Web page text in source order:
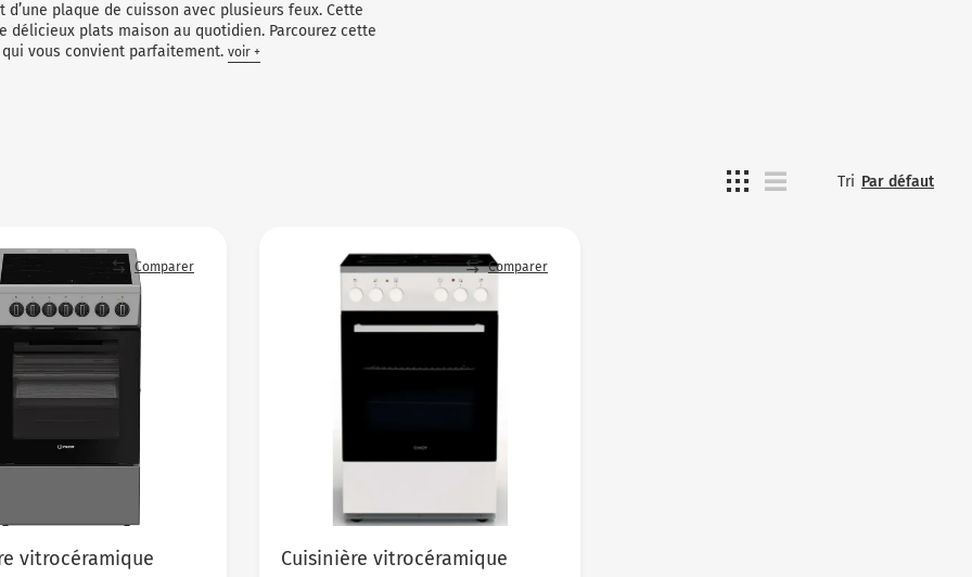
plaque de cuisson avec plusieurs feux. Cette
plats maison au quotidien. Parcourez cette
vous convient parfaitement. voir +
Tri Par défaut
Comparer
vitrocéramique
Comparer
Cuisinière vitrocéramique